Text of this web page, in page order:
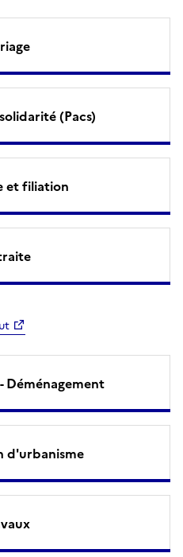
(Pacs)
et filiation
Déménagement
d'urbanisme